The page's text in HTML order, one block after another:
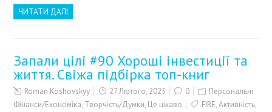
ЧИТАТИ ДАЛІ
Запали цілі #90 Хороші інвестиції та
життя. Свіжа підбірка топ-книг
Roman Koshovskyy 27 Лютого, 2025 0
Персональні
Фінанси/Економіка, Творчість/Думки, Це цікаво FIRE,Активність,